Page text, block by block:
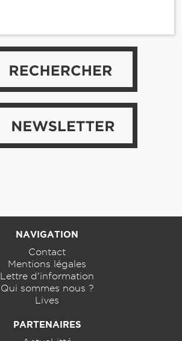
NAVIGATION
Contact
Mentions légales
Lettre d'information
Qui sommes nous ?
Lives
PARTENAIRES